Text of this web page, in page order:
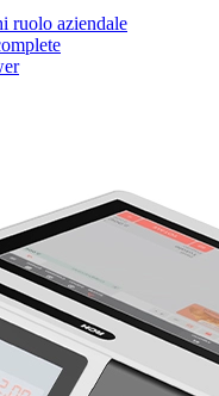
ruolo aziendale